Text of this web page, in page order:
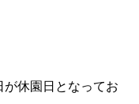
休園日となってお